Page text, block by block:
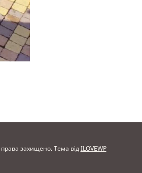
права захищено.Тема відILOVEWP